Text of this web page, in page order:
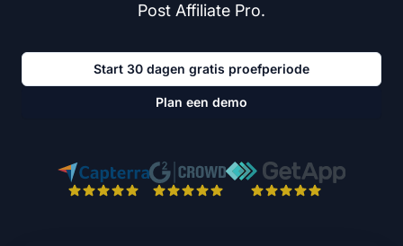
Post Affiliate Pro.
Start 30 dagen gratis proefperiode
Plan een demo